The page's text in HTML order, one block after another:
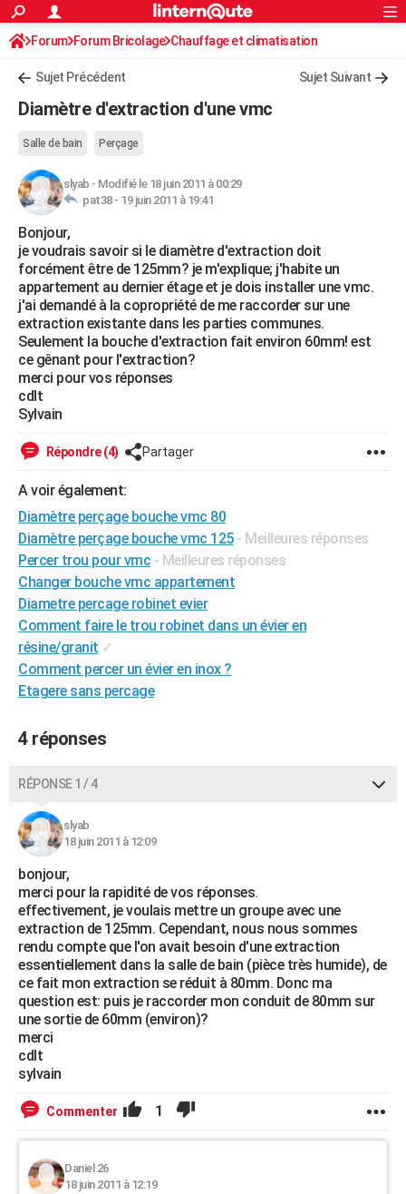
ACTUALITÉS
Politique
Société
Faits Divers
Education
Monde
Villes
+
AUTO
Essais
Réserver un essai
Citadines
Berlines
SUV
Forum auto
+HIGH-TECH
Mobiles
Meilleur smartphone
Internet
Ordinateurs
Jeux vidéo
Guide high-tech
+BRICOLAGE
Forum
Aménagement intérieur
Extérieur
Cuisine
Salle de bains
Jardinage
Rangement
WEEK-END
Guides de France
Escapades
Patrimoine
Expositions
Musées
Week-end nature
+LIFESTYLE
Art de vivre
Bien-être
Loisirs
Mode
Modes de vie
SANTE
Alimentation
Guide de la santé
Maladies
Médicaments
Sommeil
VOYAGE
Destinations
City break
Voyage nature
Voyage de noces
Forum
Climat
BONS PLANS
CARTE DE VOEUX
Carte de Noël
Carte Bonne année
Carte Saint-Valentin
Carte Pâques
Carte d'anniversaire
DICTIONNAIRE
Dictionnaire
Biographies
Citations
Expressions
Proverbes
PROGRAMME TV
COPAINS D'AVANT
Service militaire
Avis de recherche
AVIS DE DÉCÈS
Rechercher
S'inscrire
Connexion
Forum Forum Bricolage Chauffage et climatisation
Sujet Précédent Sujet Suivant
Diamètre d'extraction d'une vmc
Salle de bain Perçage
slyab - Modifié le 18 juin 2011 à 00:29
pat38 - 19 juin 2011 à 19:41
Bonjour,
je voudrais savoir si le diamètre d'extraction doit
forcément être de 125mm? je m'explique; j'habite un
appartement au dernier étage et je dois installer une vmc.
j'ai demandé à la copropriété de me raccorder sur une
extraction existante dans les parties communes.
Seulement la bouche d'extraction fait environ 60mm! est
ce gênant pour l'extraction?
merci pour vos réponses
cdlt
Sylvain
Répondre (4) Partager
A voir également:
Diamètre perçage bouche vmc 80
Diamètre perçage bouche vmc 125 - Meilleures réponses
Percer trou pour vmc - Meilleures réponses
Changer bouche vmc appartement
Diametre percage robinet evier
Comment faire le trou robinet dans un évier en
résine/granit ✓
Comment percer un évier en inox ?
Etagere sans percage
4 réponses
RÉPONSE 1 / 4
slyab
18 juin 2011 à 12:09
bonjour,
merci pour la rapidité de vos réponses.
effectivement, je voulais mettre un groupe avec une
extraction de 125mm. Cependant, nous nous sommes
rendu compte que l'on avait besoin d'une extraction
essentiellement dans la salle de bain (pièce très humide), de
ce fait mon extraction se réduit à 80mm. Donc ma
question est: puis je raccorder mon conduit de 80mm sur
une sortie de 60mm (environ)?
merci
cdlt
sylvain
Commenter 1
Daniel 26
18 juin 2011 à 12:19